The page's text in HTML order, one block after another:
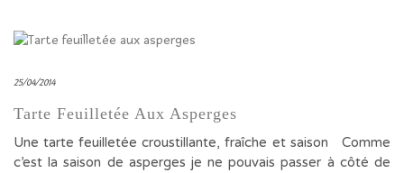
25/04/2014
Tarte Feuilletée Aux Asperges
Une tarte feuilletée croustillante, fraîche et saison Comme
c’est la saison de asperges je ne pouvais passer à côté de